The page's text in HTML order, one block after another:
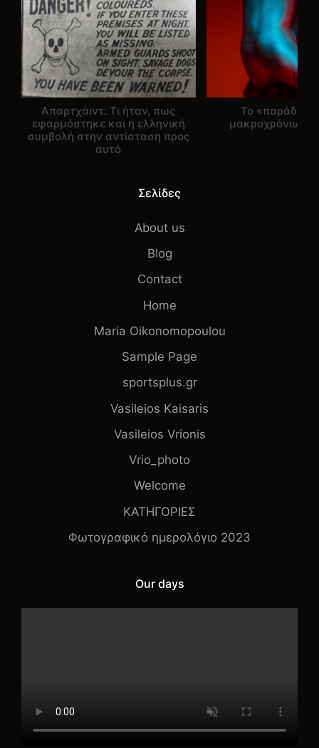
Απαρτχάιντ: Τι ήταν, πως
εφαρμόστηκε και η ελληνική
συμβολή στην αντίσταση προς
αυτό
Το
μακροχρόνιων
Σελίδες
About us
Blog
Contact
Home
Maria Oikonomopoulou
Sample Page
sportsplus.gr
Vasileios Kaisaris
Vasileios Vrionis
Vrio_photo
Welcome
ΚΑΤΗΓΟΡΙΕΣ
Φωτογραφικό ημερολόγιο 2023
Our days